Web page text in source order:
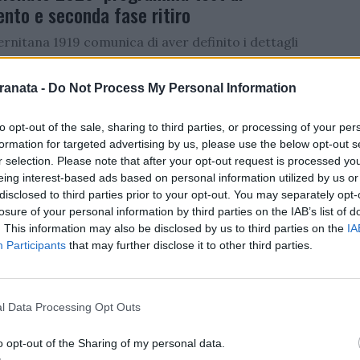
- Do Not Process My Personal Information
opt-out of the sale, sharing to third parties, or processing of your
for targeted advertising by us, please use the below opt-out
selection. Please note that after your opt-out request is processed
interest-based ads based on personal information utilized by us
to third parties prior to your opt-out. You may separately
of your personal information by third parties on the IAB’s list of
This information may also be disclosed by us to third parties on the
Participants that may further disclose it to other third parties.
Data Processing Opt Outs
opt-out of the Sharing of my personal data.
e seconda fase ritiro
1919 comunica di aver definito i dettagli
fase del ritiro precampionato.Al termine della
in programma...
il direttore sportivo della Salernitana: è
il padre Elio Faggiano
della nostra redazione